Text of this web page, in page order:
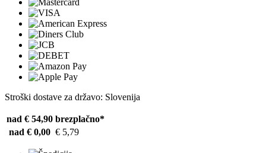
Stroški dostave za državo: Slovenija
nad € 54,90 brezplačno*
nad € 0,00 € 5,79